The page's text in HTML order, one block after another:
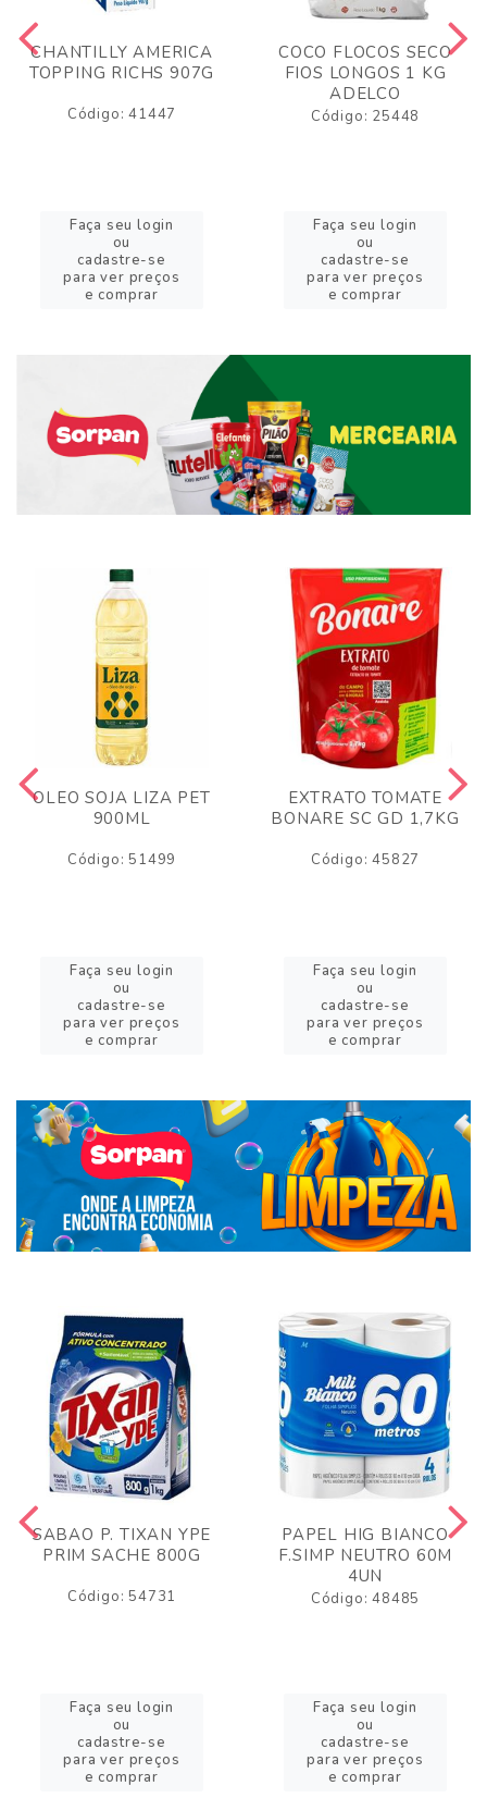
CHANTILLY AMERICA
TOPPING RICHS 907G
Código: 41447
Faça seu login
ou
cadastre-se
para ver preços
e comprar
COCO FLOCOS SECO
FIOS LONGOS 1 KG
ADELCO
Código: 25448
Faça seu login
ou
cadastre-se
para ver preços
e comprar
OLEO SOJA LIZA PET
900ML
Código: 51499
Faça seu login
ou
cadastre-se
para ver preços
e comprar
EXTRATO TOMATE
BONARE SC GD 1,7KG
Código: 45827
Faça seu login
ou
cadastre-se
para ver preços
e comprar
SABAO P. TIXAN YPE
PRIM SACHE 800G
Código: 54731
Faça seu login
ou
cadastre-se
para ver preços
e comprar
PAPEL HIG BIANCO
F.SIMP NEUTRO 60M
4UN
Código: 48485
Faça seu login
ou
cadastre-se
para ver preços
e comprar